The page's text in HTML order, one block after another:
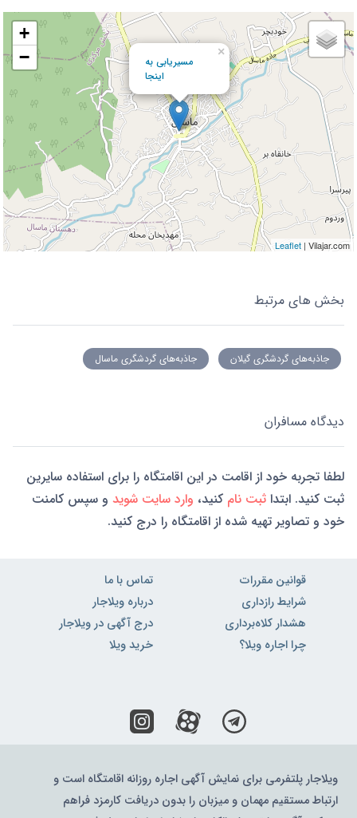
مسیریابی به
اینجا
×
+
−
Leaflet | Vilajar.com
بخش های مرتبط
جاذبه‌های گردشگری گیلان جاذبه‌های گردشگری ماسال
دیدگاه مسافران
لطفا تجربه خود از اقامت در این اقامتگاه را برای استفاده سایرین
ثبت کنید. ابتدا ثبت نام کنید، وارد سایت شوید و سپس کامنت
خود و تصاویر تهیه شده از اقامتگاه را درج کنید.
قوانین مقررات
شرایط رازداری
هشدار کلاه‌برداری
چرا اجاره ویلا؟
تماس با ما
درباره ویلاجار
درج آگهی در ویلاجار
خرید ویلا
ویلاجار پلتفرمی برای نمایش آگهی اجاره روزانه اقامتگاه است و
ارتباط مستقیم مهمان و میزبان را بدون دریافت کارمزد فراهم